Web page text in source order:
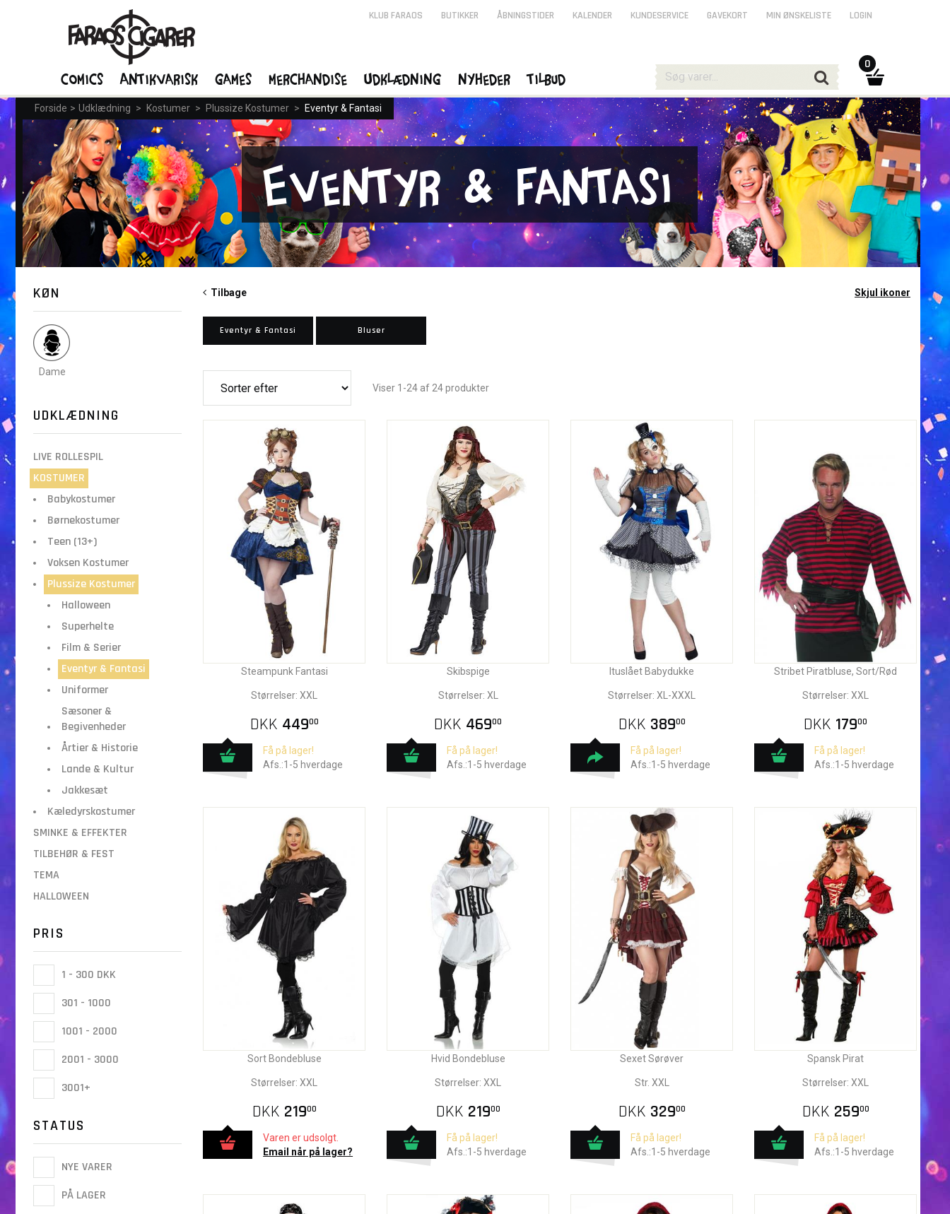
Forside > Udklædning > Kostumer > Plussize Kostumer > Eventyr & Fantasi
Eventyr & Fantasi
KØN
Dame
UDKLÆDNING
LIVE ROLLESPIL
KOSTUMER
Babykostumer
Børnekostumer
Teen (13+)
Voksen Kostumer
Plussize Kostumer
Halloween
Superhelte
Film & Serier
Eventyr & Fantasi
Uniformer
Sæsoner &
Begivenheder
Årtier & Historie
Lande & Kultur
Jakkesæt
Kæledyrskostumer
SMINKE & EFFEKTER
TILBEHØR & FEST
TEMA
HALLOWEEN
PRIS
1 - 300 DKK
301 - 1000
1001 - 2000
2001 - 3000
3001+
STATUS
NYE VARER
PÅ LAGER
Skjul ikoner
Tilbage
Eventyr & Fantasi Bluser
Viser 1-24 af 24 produkter
Steampunk Fantasi
Størrelser: XXL
DKK 44900
Få på lager!
Afs.:1-5 hverdage
Skibspige
Størrelser: XL
DKK 46900
Få på lager!
Afs.:1-5 hverdage
Ituslået Babydukke
Størrelser: XL-XXXL
DKK 38900
Få på lager!
Afs.:1-5 hverdage
Stribet Piratbluse, Sort/Rød
Størrelser: XXL
DKK 17900
Få på lager!
Afs.:1-5 hverdage
Sort Bondebluse
Størrelser: XXL
DKK 21900
Varen er udsolgt.
Email når på lager?
Hvid Bondebluse
Størrelser: XXL
DKK 21900
Få på lager!
Afs.:1-5 hverdage
Sexet Sørøver
Str. XXL
DKK 32900
Få på lager!
Afs.:1-5 hverdage
Spansk Pirat
Størrelser: XXL
DKK 25900
Få på lager!
Afs.:1-5 hverdage
KLUB FARAOS BUTIKKER ÅBNINGSTIDER KALENDER KUNDESERVICE GAVEKORT MIN ØNSKELISTE LOGIN
Comics Antikvarisk Games Merchandise Udklædning Nyheder Tilbud
0